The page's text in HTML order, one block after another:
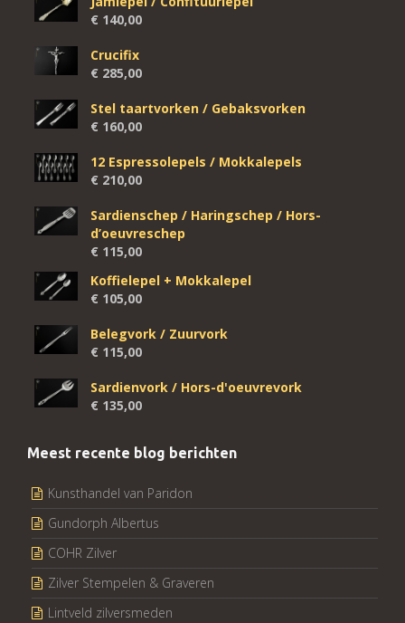
€ 140,00
Crucifix
€ 285,00
Stel taartvorken / Gebaksvorken
€ 160,00
12 Espressolepels / Mokkalepels
€ 210,00
Sardienschep / Haringschep / Hors-
d’oeuvreschep
€ 115,00
Koffielepel + Mokkalepel
€ 105,00
Belegvork / Zuurvork
€ 115,00
Sardienvork / Hors-d'oeuvrevork
€ 135,00
Meest recente blog berichten
Kunsthandel van Paridon
Gundorph Albertus
COHR Zilver
Zilver Stempelen & Graveren
Lintveld zilversmeden